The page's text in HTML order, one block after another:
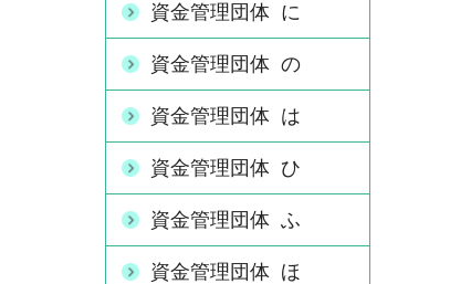
資金管理団体 に
資金管理団体 の
資金管理団体 は
資金管理団体 ひ
資金管理団体 ふ
資金管理団体 ほ